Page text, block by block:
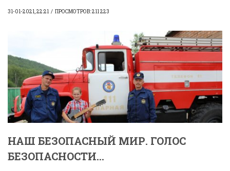
31-01-2021, 22:21 ПРОСМОТРОВ: 211 223
НАШ БЕЗОПАСНЫЙ МИР. ГОЛОС
БЕЗОПАСНОСТИ...